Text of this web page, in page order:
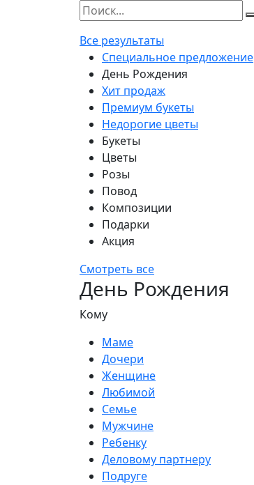
Все результаты
Специальное предложение
День Рождения
Хит продаж
Премиум букеты
Недорогие цветы
Букеты
Цветы
Розы
Повод
Композиции
Подарки
Акция
Смотреть все
День Рождения
Кому
Маме
Дочери
Женщине
Любимой
Семье
Мужчине
Ребенку
Деловому партнеру
Подруге